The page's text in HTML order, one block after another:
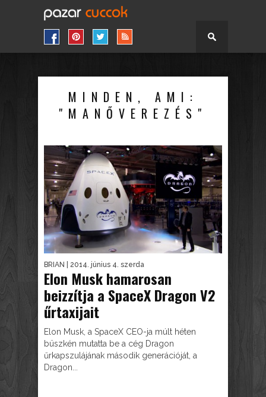
MINDEN, AMI:
"MANŐVEREZÉS"
BRIAN | 2014. június 4. szerda
Elon Musk hamarosan
beizzítja a SpaceX Dragon V2
űrtaxijait
Elon Musk, a SpaceX CEO-ja múlt héten
büszkén mutatta be a cég Dragon
űrkapszulájának második generációját, a
Dragon...